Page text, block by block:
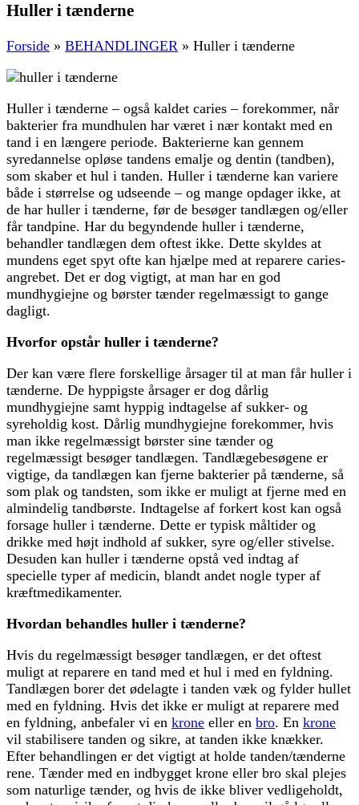
Huller i tænderne
Forside » BEHANDLINGER » Huller i tænderne
Huller i tænderne – også kaldet caries – forekommer, når
bakterier fra mundhulen har været i nær kontakt med en
tand i en længere periode. Bakterierne kan gennem
syredannelse opløse tandens emalje og dentin (tandben),
som skaber et hul i tanden. Huller i tænderne kan variere
både i størrelse og udseende – og mange opdager ikke, at
de har huller i tænderne, før de besøger tandlægen og/eller
får tandpine. Har du begyndende huller i tænderne,
behandler tandlægen dem oftest ikke. Dette skyldes at
mundens eget spyt ofte kan hjælpe med at reparere caries-
angrebet. Det er dog vigtigt, at man har en god
mundhygiejne og børster tænder regelmæssigt to gange
dagligt.
Hvorfor opstår huller i tænderne?
Der kan være flere forskellige årsager til at man får huller i
tænderne. De hyppigste årsager er dog dårlig
mundhygiejne samt hyppig indtagelse af sukker- og
syreholdig kost. Dårlig mundhygiejne forekommer, hvis
man ikke regelmæssigt børster sine tænder og
regelmæssigt besøger tandlægen. Tandlægebesøgene er
vigtige, da tandlægen kan fjerne bakterier på tænderne, så
som plak og tandsten, som ikke er muligt at fjerne med en
almindelig tandbørste. Indtagelse af forkert kost kan også
forsage huller i tænderne. Dette er typisk måltider og
drikke med højt indhold af sukker, syre og/eller stivelse.
Desuden kan huller i tænderne opstå ved indtag af
specielle typer af medicin, blandt andet nogle typer af
kræftmedikamenter.
Hvordan behandles huller i tænderne?
Hvis du regelmæssigt besøger tandlægen, er det oftest
muligt at reparere en tand med et hul i med en fyldning.
Tandlægen borer det ødelagte i tanden væk og fylder hullet
med en fyldning. Hvis det ikke er muligt at reparere med
en fyldning, anbefaler vi en krone eller en bro. En krone
vil stabilisere tanden og sikre, at tanden ikke knækker.
Efter behandlingen er det vigtigt at holde tanden/tænderne
rene. Tænder med en indbygget krone eller bro skal plejes
som naturlige tænder, og hvis de ikke bliver vedligeholdt,